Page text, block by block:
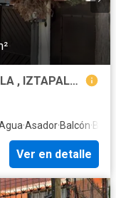
CASA EN COLONIA LOMAS ESTRELLA , IZTAPALAPA!!!
·Asador·Balcón·
Ver en detalle